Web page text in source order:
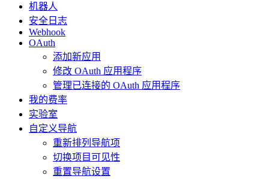
机器人
安全日志
Webhook
OAuth
添加新应用
修改 OAuth 应用程序
管理已连接的 OAuth 应用程序
我的费率
实验室
自定义导航
重新排列导航项
切换项目可见性
重置导航设置